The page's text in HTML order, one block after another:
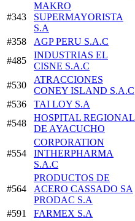
#343
MAKRO
SUPERMAYORISTA
S.A
#358 AGP PERU S.A.C
#485
INDUSTRIAS EL
CISNE S.A.C
#530
ATRACCIONES
CONEY ISLAND S.A.C
#536
TAI LOY S.A
#548
HOSPITAL REGIONAL
DE AYACUCHO
#554
CORPORATION
INTHERPHARMA
S.A.C
#564
PRODUCTOS DE
ACERO CASSADO SA
PRODAC S.A
#591 FARMEX S.A